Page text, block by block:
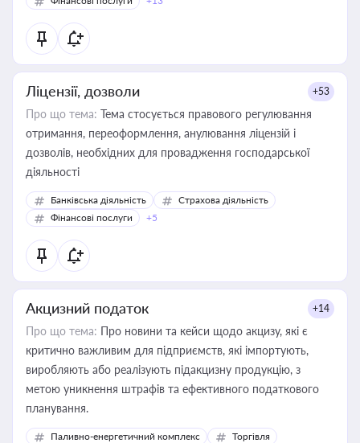
Ліцензії, дозволи +53
Про що тема: Тема стосується правового регулювання
отримання, переоформлення, анулювання ліцензій і
дозволів, необхідних для провадження господарської
діяльності
Банківська діяльність
Страхова діяльність
Фінансові послуги
+5
Акцизний податок +14
Про що тема: Про новини та кейси щодо акцизу, які є
критично важливим для підприємств, які імпортують,
виробляють або реалізують підакцизну продукцію, з
метою уникнення штрафів та ефективного податкового
планування.
Паливно-енергетичний комплекс
Торгівля